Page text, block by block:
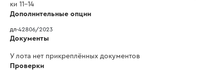
ки 11-14
Дополнительные опции
дл-42806/2023
Документы
У лота нет прикреплённых документов
Проверки